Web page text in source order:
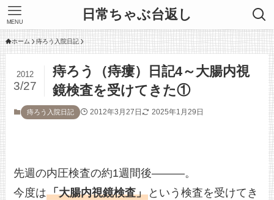
日常ちゃぶ台返し
MENU
ホーム 痔ろう入院日記
痔ろう（痔瘻）日記4～大腸内視
鏡検査を受けてきた①
2012
3/27
痔ろう入院日記 2012年3月27日 2025年1月29日
先週の内圧検査の約1週間後———。
今度は「大腸内視鏡検査」 という検査を受けてき